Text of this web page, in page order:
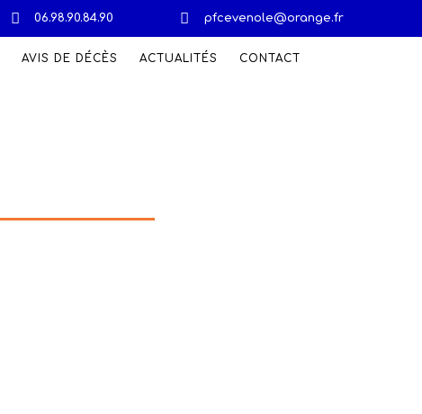
06.98.90.84.90 pfcevenole@orange.fr
AVIS DE DÉCÈS ACTUALITÉS CONTACT